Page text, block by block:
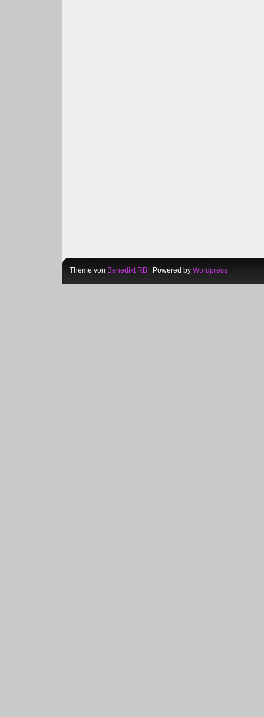
Theme von Benedikt RB | Powered by Wordpress